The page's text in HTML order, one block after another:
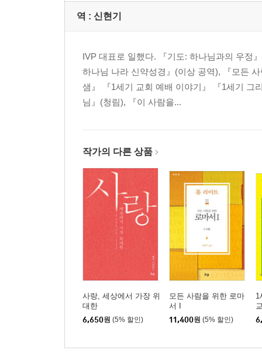
역 : 신현기
IVP 대표로 일했다. 『기도: 하나님과의 우정
하나님 나라 신약성경』(이상 공역), 『모든
샘』 『1세기 교회 예배 이야기』 『1세기 그
님』(청림), 『이 사람을...
작가의 다른 상품
사랑, 세상에서 가장 위
대한
6,650원 (5% 할인)
모든 사람을 위한 로마
서 I
11,400원 (5% 할인)
1